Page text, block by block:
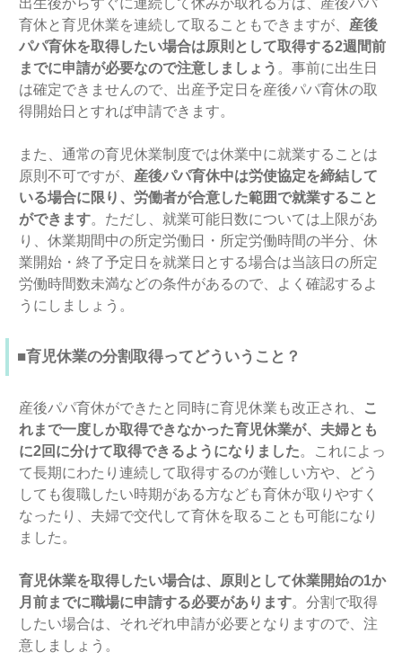
出生後からすぐに連続して休みが取れる方は、産後パパ
育休と育児休業を連続して取ることもできますが、 産後
パパ育休を取得したい場合は原則として取得する2週間前
までに申請が必要なので注意しましょう 。事前に出生日
は確定できませんので、出産予定日を産後パパ育休の取
得開始日とすれば申請できます。
また、通常の育児休業制度では休業中に就業することは
原則不可ですが、 産後パパ育休中は労使協定を締結して
いる場合に限り、労働者が合意した範囲で就業すること
ができます。ただし、就業可能日数については上限があ
り、休業期間中の所定労働日・所定労働時間の半分、休
業開始・終了予定日を就業日とする場合は当該日の所定
労働時間数未満などの条件があるので、よく確認するよ
うにしましょう。
■育児休業の分割取得ってどういうこと？
産後パパ育休ができたと同時に育児休業も改正され、
こ
れまで一度しか取得できなかった育児休業が、夫婦とも
に2回に分けて取得できるようになりました。これによっ
て長期にわたり連続して取得するのが難しい方や、どう
しても復職したい時期がある方なども育休が取りやすく
なったり、夫婦で交代して育休を取ることも可能になり
ました。
育児休業を取得したい場合は、原則として休業開始の1か
月前までに職場に申請する必要があります。分割で取得
したい場合は、それぞれ申請が必要となりますので、注
意しましょう。